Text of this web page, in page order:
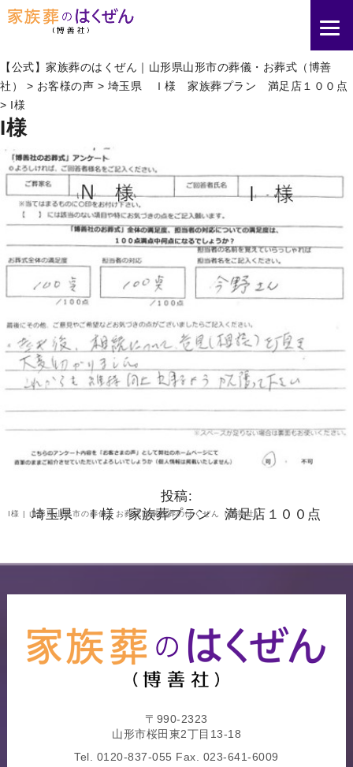
I様 | 山形県山形市の葬儀・お葬式は家族葬のはくぜん（博善社）
【公式】家族葬のはくぜん｜山形県山形市の葬儀・お葬式（博善
社）
> お客様の声 > 埼玉県 Ｉ様 家族葬プラン 満足店１００点
> I様
I様
投稿:
埼玉県 Ｉ様 家族葬プラン 満足店１００点
〒990-2323
山形市桜田東2丁目13-18
Tel. 0120-837-055 Fax. 023-641-6009